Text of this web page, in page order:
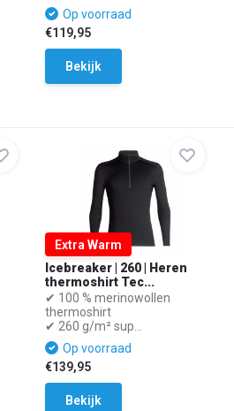
Op voorraad
€119,95
Bekijk
Extra Warm
Icebreaker | 260 | Heren
thermoshirt Tec...
✔ 100 % merinowollen
thermoshirt
✔ 260 g/m² sup...
Op voorraad
€139,95
Bekijk